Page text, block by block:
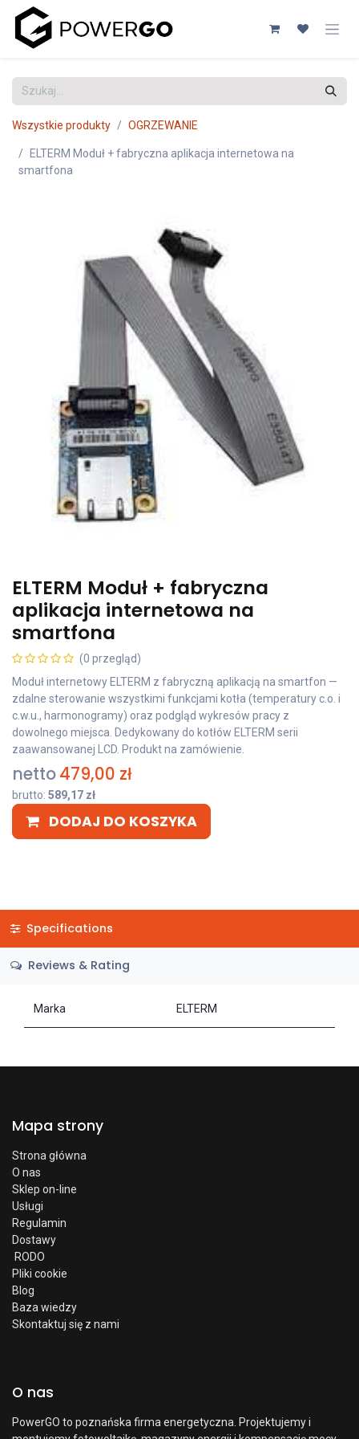
Przejdź do zawartości
Wszystkie produkty OGRZEWANIE
ELTERM Moduł + fabryczna aplikacja internetowa na
smartfona
ELTERM Moduł + fabryczna
aplikacja internetowa na
smartfona
(0 przegląd)
Moduł internetowy ELTERM z fabryczną aplikacją na smartfon —
zdalne sterowanie wszystkimi funkcjami kotła (temperatury c.o. i
c.w.u., harmonogramy) oraz podgląd wykresów pracy z
dowolnego miejsca. Dedykowany do kotłów ELTERM serii
zaawansowanej LCD. Produkt na zamówienie.
netto479,00 zł
brutto: 589,17 zł
DODAJ DO KOSZYKA
Specifications
Reviews & Rating
Marka ELTERM
Mapa strony
Strona główna
O nas
Sklep on-line
Usługi
Regulamin
Dostawy
RODO
Pliki cookie
Blog
Baza wiedzy
Skontaktuj się z nami
O nas
PowerGO to poznańska firma energetyczna. Projektujemy i